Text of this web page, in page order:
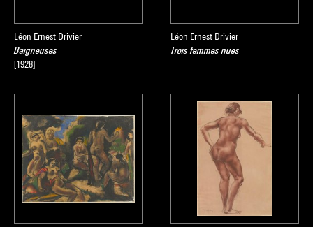
Léon Ernest Drivier
Baigneuses
[1928]
Léon Ernest Drivier
Trois femmes nues